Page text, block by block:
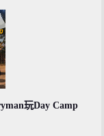
玩Day Camp